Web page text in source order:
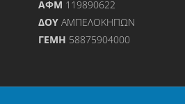
ΑΦΜ 119890622
ΔΟΥΑΜΠΕΛΟΚΗΠΩΝ
ΓΕΜΗ 58875904000